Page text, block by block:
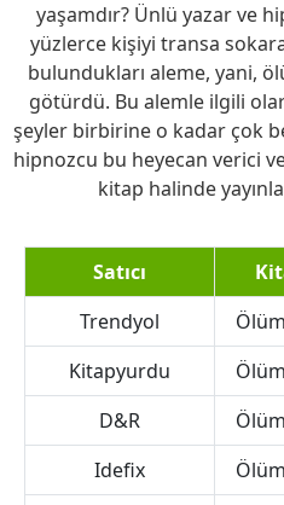
yaşamdır? Ünlü yazar ve
yüzlerce kişiyi transa
bulundukları aleme, yani,
götürdü. Bu alemle ilgili
şeyler birbirine o kadar çok
hipnozcu bu heyecan verici ve
kitap halinde
Satıcı
Trendyol
Kitapyurdu
D&R
Idefix